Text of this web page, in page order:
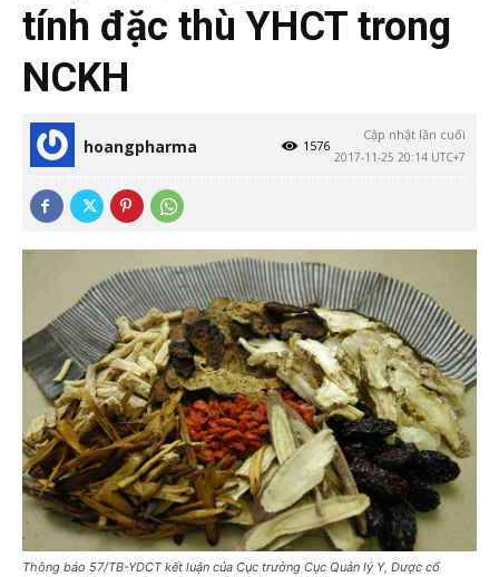
tính đặc thù YHCT trong
NCKH
hoangpharma
Cập nhật lần cuối
2017-11-25 20:14 UTC+7
1576
Thông báo 57/TB-YDCT kết luận của Cục trưởng Cục Quản lý Y, Dược cổ